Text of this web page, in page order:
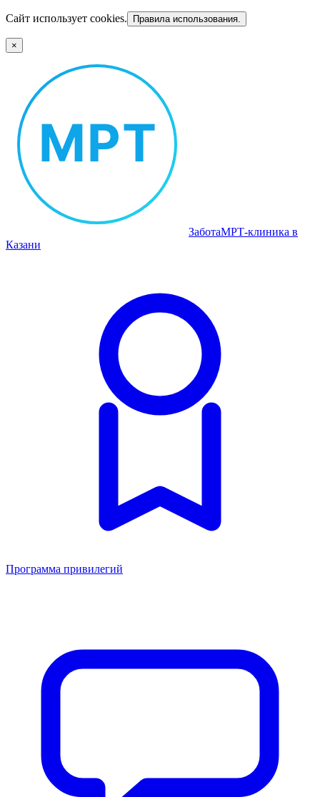
Сайт использует cookies. Правила использования.
×
ЗаботаМРТ‑клиника в
Казани
Программа привилегий